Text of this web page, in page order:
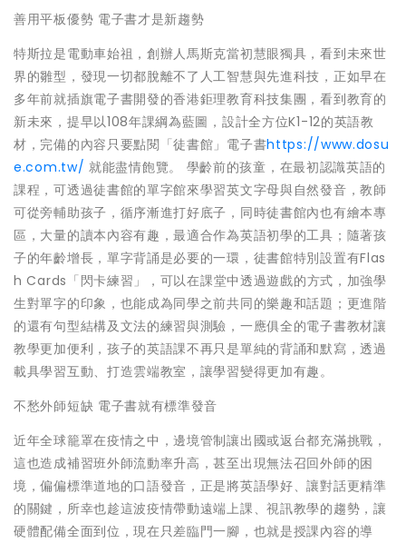
善用平板優勢 電子書才是新趨勢
特斯拉是電動車始祖，創辦人馬斯克當初慧眼獨具，看到未來世
界的雛型，發現一切都脫離不了人工智慧與先進科技，正如早在
多年前就插旗電子書開發的香港鉅理教育科技集團，看到教育的
新未來，提早以108年課綱為藍圖，設計全方位K1-12的英語教
材，完備的內容只要點閱「徒書館」電子書https://www.dosu
e.com.tw/ 就能盡情飽覽。 學齡前的孩童，在最初認識英語的
課程，可透過徒書館的單字館來學習英文字母與自然發音，教師
可從旁輔助孩子，循序漸進打好底子，同時徒書館內也有繪本專
區，大量的讀本內容有趣，最適合作為英語初學的工具；隨著孩
子的年齡增長，單字背誦是必要的一環，徒書館特別設置有Flas
h Cards「閃卡練習」，可以在課堂中透過遊戲的方式，加強學
生對單字的印象，也能成為同學之前共同的樂趣和話題；更進階
的還有句型結構及文法的練習與測驗，一應俱全的電子書教材讓
教學更加便利，孩子的英語課不再只是單純的背誦和默寫，透過
載具學習互動、打造雲端教室，讓學習變得更加有趣。
不愁外師短缺 電子書就有標準發音
近年全球籠罩在疫情之中，邊境管制讓出國或返台都充滿挑戰，
這也造成補習班外師流動率升高，甚至出現無法召回外師的困
境，偏偏標準道地的口語發音，正是將英語學好、讓對話更精準
的關鍵，所幸也趁這波疫情帶動遠端上課、視訊教學的趨勢，讓
硬體配備全面到位，現在只差臨門一腳，也就是授課內容的導